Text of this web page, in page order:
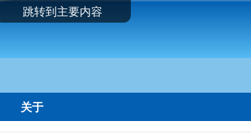
跳转到主要内容
关于